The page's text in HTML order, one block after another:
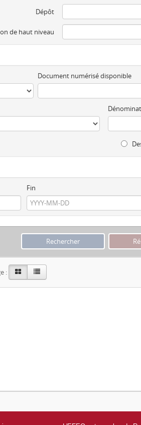
Dépôt
de haut niveau
Document numérisé disponible
Fin
: